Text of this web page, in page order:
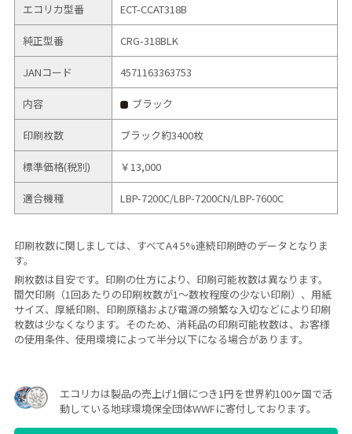
エコリカ型番 ECT-CCAT318B
純正型番 CRG-318BLK
JANコード 4571163363753
内容 ブラック
印刷枚数 ブラック約3400枚
標準価格(税別) ￥13,000
適合機種 LBP-7200C/LBP-7200CN/LBP-7600C
印刷枚数に関しましては、すべてA4 5%連続印刷時のデータとなりま
す。
刷枚数は目安です。印刷の仕方により、印刷可能枚数は異なります。
間欠印刷（1回あたりの印刷枚数が1～数枚程度の少ない印刷）、用紙
サイズ、厚紙印刷、印刷原稿および電源の頻繁な入切などにより印刷
枚数は少なくなります。そのため、消耗品の印刷可能枚数は、お客様
の使用条件、使用環境によって半分以下になる場合があります。
エコリカは製品の売上げ1個につき1円を世界約100ヶ国で活
動している地球環境保全団体WWFに寄付しております。